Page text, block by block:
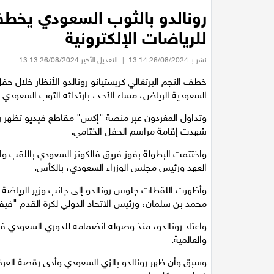
رونالدو بالثوب السعودي
للرياضات الإلكترونية
نشر بـ 26/08/2024 13:14 | التعديل الأخير 26/08/2024 13:13
خطف النجم البرتغالي كريستيانو رونالدو الأنظار خلال
السعودية الرياض، مساء الأحد، بارتدائه الثوب السعودي
وتداول المغردون عبر منصة "إكس" مقاطع فيديو تظهر
شهدت إقامة مراسم الحفل الختامي.
واختتمت البطولة بفوز فريق فالكونز السعودي
العهد ورئيس مجلس الوزراء السعودي، بالكأس.
وأظهرت اللقطات جلوس رونالدو إلى جانب وزير الرياضة
محمد بن سلمان، ورئيس الاتحاد الدولي لكرة القدم
والعالمية.